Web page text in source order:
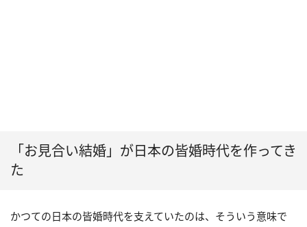
「お見合い結婚」が日本の皆婚時代を作ってき
た
かつての日本の皆婚時代を支えていたのは、そういう意味で